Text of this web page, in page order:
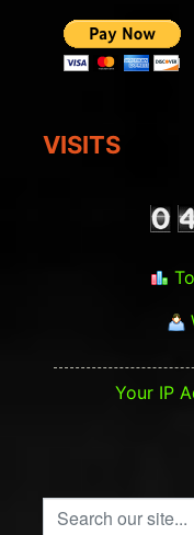
VISITS
Your IP
Search our site...